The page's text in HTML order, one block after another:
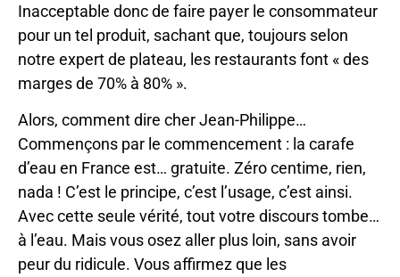
Inacceptable donc de faire payer le consommateur
pour un tel produit, sachant que, toujours selon
notre expert de plateau, les restaurants font « des
marges de 70% à 80% ».
Alors, comment dire cher Jean-Philippe…
Commençons par le commencement : la carafe
d’eau en France est… gratuite. Zéro centime, rien,
nada ! C’est le principe, c’est l’usage, c’est ainsi.
Avec cette seule vérité, tout votre discours tombe…
à l’eau. Mais vous osez aller plus loin, sans avoir
peur du ridicule. Vous affirmez que les